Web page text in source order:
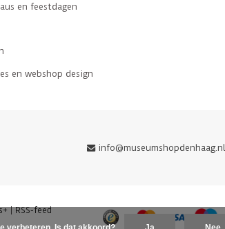
en feestdagen
en webshop design
info@museumshopdenhaag.nl
RSS-feed